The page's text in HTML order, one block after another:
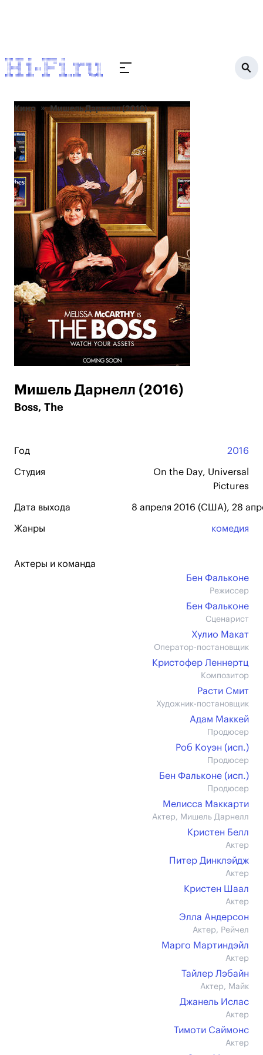
Кино Мишель Дарнелл (2016)
Мишель Дарнелл (2016)
Boss, The
Год 2016
Студия
On the Day, Universal
Pictures
Дата выхода 8 апреля 2016 (США), 28
Жанры комедия
Актеры и команда
Бен Фальконе
Режиссер
Бен Фальконе
Сценарист
Хулио Макат
Оператор-постановщик
Кристофер Леннертц
Композитор
Расти Смит
Художник-постановщик
Адам Маккей
Продюсер
Роб Коуэн (иcп.)
Продюсер
Бен Фальконе (иcп.)
Продюсер
Мелисса Маккарти
Актер, Мишель Дарнелл
Кристен Белл
Актер
Питер Динклэйдж
Актер
Кристен Шаал
Актер
Элла Андерсон
Актер, Рейчел
Марго Мартиндэйл
Актер
Тайлер Лэбайн
Актер, Майк
Джанель Ислас
Актер
Тимоти Саймонс
Актер